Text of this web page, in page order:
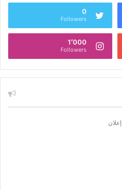
0
Followers
1٬000
Followers
إعلان